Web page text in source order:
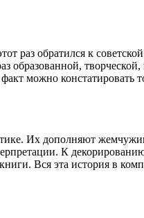
обратился к
можно
Их дополняют
К
Вся эта история в